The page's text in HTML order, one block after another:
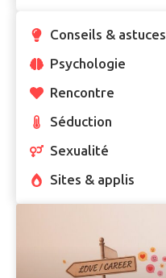
Conseils & astuces
Psychologie
Rencontre
Séduction
Sexualité
Sites & applis